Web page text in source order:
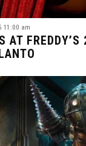
11:00 am
AT FREDDY’S